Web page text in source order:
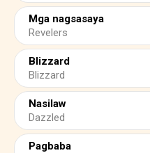
Mga nagsasaya
Revelers
Blizzard
Blizzard
Nasilaw
Dazzled
Pagbaba